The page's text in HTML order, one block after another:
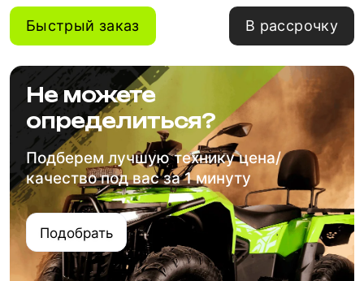
Быстрый заказ В рассрочку
Не можете
определиться?
Подберем лучшую технику цена/
качество под вас за 1 минуту
Подобрать